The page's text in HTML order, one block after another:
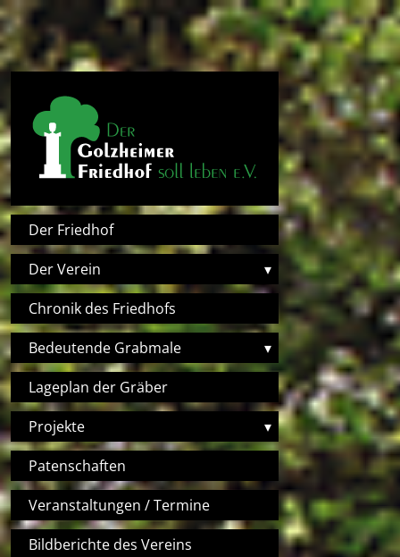
Direkt zum Inhalt
Hauptnavigation
Der Friedhof
Der Verein
▾
Chronik des Friedhofs
Bedeutende Grabmale
▾
Lageplan der Gräber
Projekte
▾
Patenschaften
Veranstaltungen / Termine
Bildberichte des Vereins